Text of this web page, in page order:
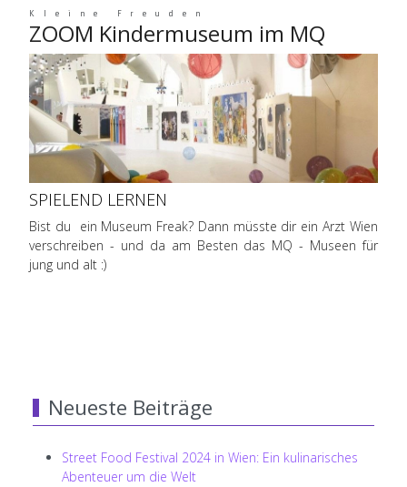
Kleine Freuden
ZOOM Kindermuseum im MQ
SPIELEND LERNEN
Bist du ein Museum Freak? Dann müsste dir ein Arzt Wien
verschreiben - und da am Besten das MQ - Museen für
jung und alt :)
Neueste Beiträge
Street Food Festival 2024 in Wien: Ein kulinarisches
Abenteuer um die Welt